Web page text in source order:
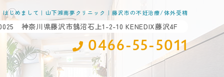
はじめまして｜山下湘南夢クリニック｜藤沢市の不妊治療/体外受精
神奈川県藤沢市鵠沼石上1-2-10 KENEDIX藤沢4F
0466-55-5011